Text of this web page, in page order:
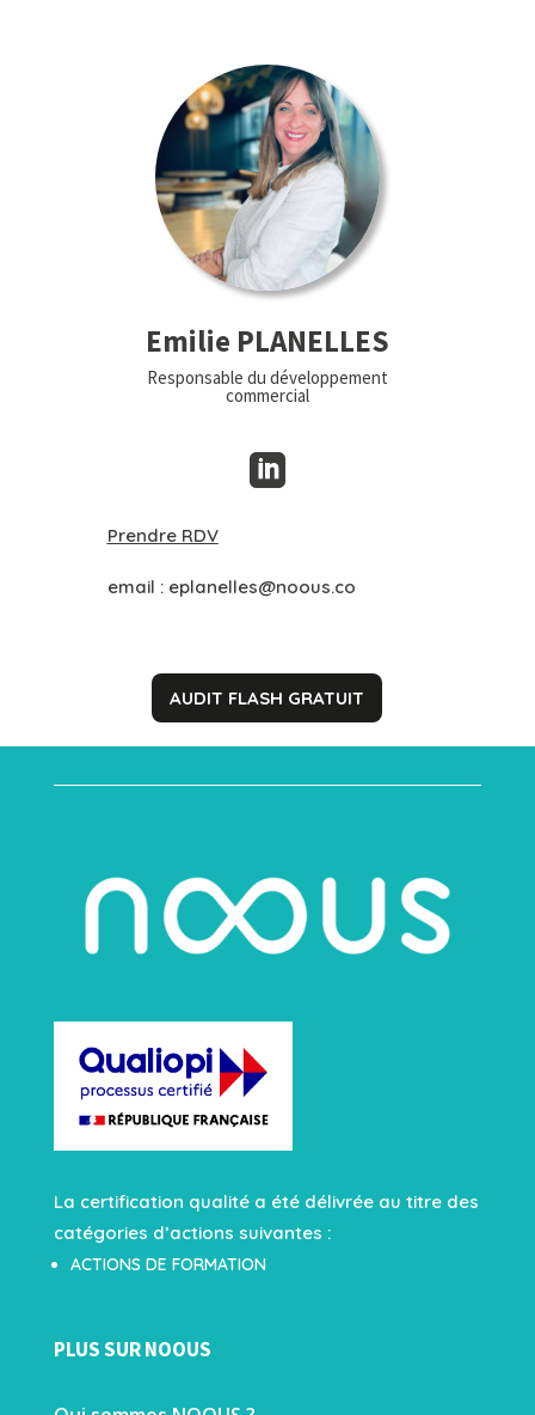
Emilie PLANELLES
Responsable du développement
commercial

Prendre RDV
email : eplanelles@noous.co
AUDIT FLASH GRATUIT
La certification qualité a été délivrée au titre des
catégories d’actions suivantes :
ACTIONS DE FORMATION
PLUS SUR NOOUS